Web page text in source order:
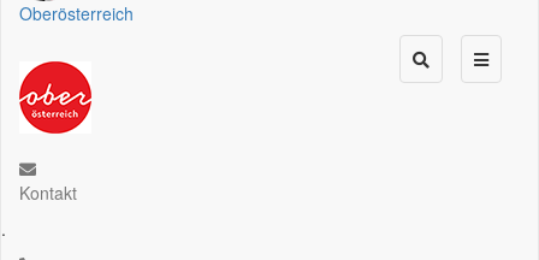
Oberösterreich
Kontakt
.